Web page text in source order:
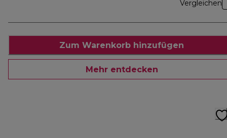
Vergleichen
Zum Warenkorb hinzufügen
Mehr entdecken